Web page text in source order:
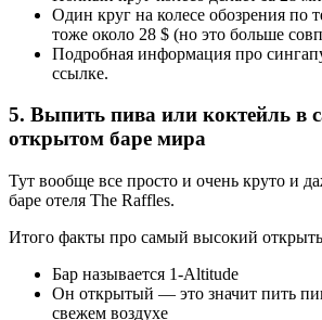
Один круг на колесе обозрения по
тоже около 28 $ (но это больше
Подробная информация про
ссылке.
5. Выпить пива или коктейль в
открытом баре мира
Тут вообще все просто и очень круто и
баре отеля The Raffles.
Итого факты про самый высокий
Бар называется 1-Altitude
Он открытый — это значит пить
свежем воздухе